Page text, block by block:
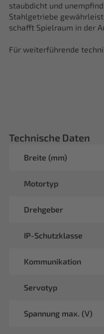
staubdicht und
Stahlgetriebe
schafft Spielraum in der
Für weiterführende
Technische Daten
Breite (mm)
Motortyp
Drehgeber
IP-Schutzklasse
Kommunikation
Servotyp
Spannung max. (V)